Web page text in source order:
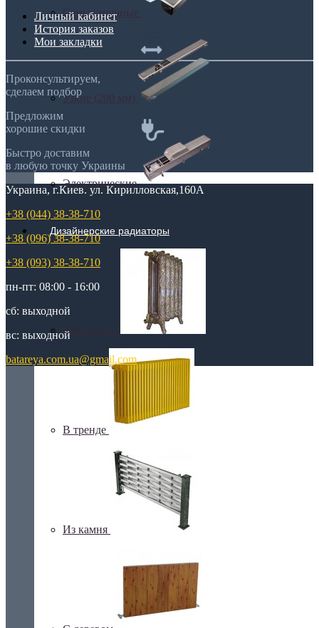
Самые мощные
Узкие (200 мм)
Электрические
Дизайнерские радиаторы
Retro стиль
В тренде
Из камня
Личный кабинет
История заказов
Мои закладки
Проконсультируем,
сделаем подбор
Предложим
хорошие скидки
Быстро доставим
в любую точку Украины
Украина, г.Киев. ул. Кирилловская,160А
+38 (044) 38-38-710
+38 (096) 38-38-710
+38 (093) 38-38-710
пн-пт: 08:00 - 16:00
сб: выходной
вс: выходной
batareya.com.ua@gmail.com